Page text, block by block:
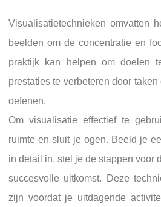
Visualisatietechnieken omvatten
beelden om de concentratie en
praktijk kan helpen om doelen
prestaties te verbeteren door taken
oefenen.
Om visualisatie effectief te
ruimte en sluit je ogen. Beeld je
in detail in, stel je de stappen voor
succesvolle uitkomst. Deze
zijn voordat je uitdagende